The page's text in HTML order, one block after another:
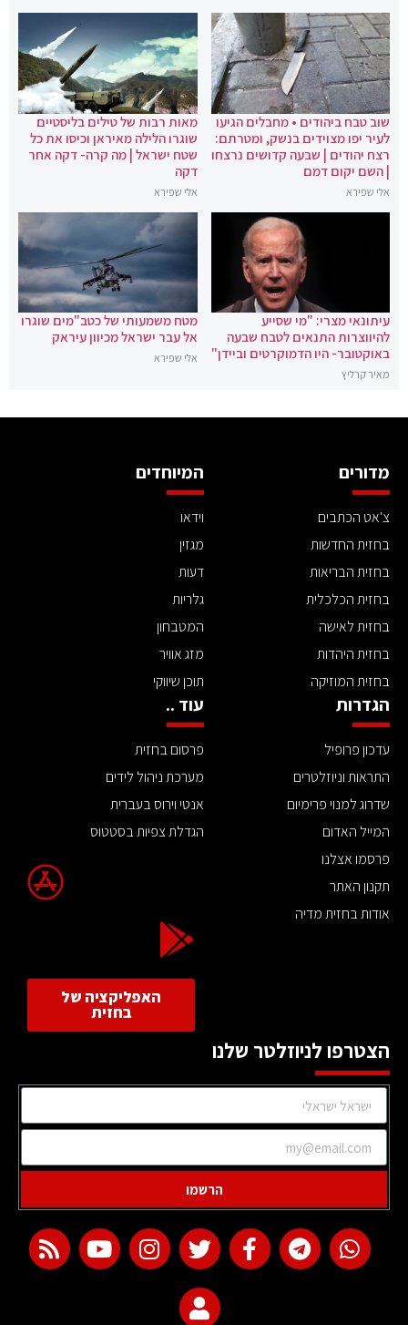
שוב טבח ביהודים • מחבלים הגיעו
לעיר יפו מצוידים בנשק, ומטרתם:
רצח יהודים | שבעה קדושים נרצחו
| השם יקום דמם
אלי שפירא
מאות רבות של טילים בליסטיים
שוגרו הלילה מאיראן וכיסו את כל
שטח ישראל | מה קרה- דקה אחר
דקה
אלי שפירא
עיתונאי מצרי: "מי שסייע
להיווצרות התנאים לטבח שבעה
באוקטובר- היו הדמוקרטים וביידן"
מאיר קרליץ
מטח משמעותי של כטב"מים שוגרו
אל עבר ישראל מכיוון עיראק
אלי שפירא
מדורים
צ'אט הכתבים
בחזית החדשות
בחזית הבריאות
בחזית הכלכלית
בחזית לאישה
בחזית היהדות
בחזית המוזיקה
המיוחדים
וידאו
מגזין
דעות
גלריות
המטבחון
מזג אוויר
תוכן שיווקי
הגדרות
עדכון פרופיל
התראות וניוזלטרים
שדרוג למנוי פרימיום
המייל האדום
פרסמו אצלנו
תקנון האתר
אודות בחזית מדיה
עוד ..
פרסום בחזית
מערכת ניהול לידים
אנטי וירוס בעברית
הגדלת צפיות בסטטוס
האפליקציה של
בחזית
הצטרפו לניוזלטר שלנו
הרשמו